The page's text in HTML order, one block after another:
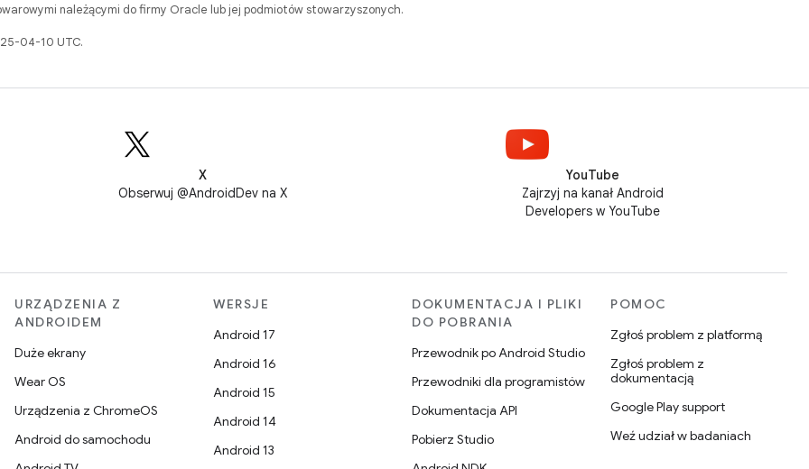
należącymi do firmy Oracle lub jej podmiotów stowarzyszonych.
04-10 UTC.
X
Obserwuj @AndroidDev na X
YouTube
Zajrzyj na kanał Android
Developers w YouTube
URZĄDZENIA Z
ANDROIDEM
Duże ekrany
Wear OS
Urządzenia z ChromeOS
Android do samochodu
WERSJE
Android 17
Android 16
Android 15
Android 14
Android 13
DOKUMENTACJA I PLIKI
DO POBRANIA
Przewodnik po Android Studio
Przewodniki dla programistów
Dokumentacja API
Pobierz Studio
POMOC
Zgłoś problem z platformą
Zgłoś problem z
dokumentacją
Google Play support
Weź udział w badaniach